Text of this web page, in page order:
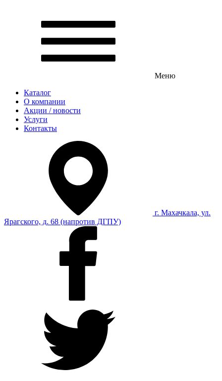
Меню
Каталог
О компании
Акции / новости
Услуги
Контакты
г. Махачкала, ул.
Ярагского, д. 68 (напротив ДГПУ)